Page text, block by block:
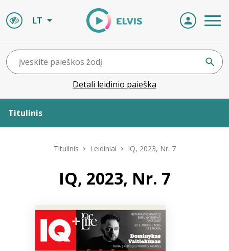
LT
Detali leidinio paieška
Titulinis
Naujienos
Titulinis Leidiniai IQ, 2023, Nr. 7
IQ, 2023, Nr. 7